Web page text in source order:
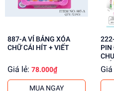
cho khách buôn. Liên hệ
887-A VỈ BẢNG XÓA
CHỮ CÁI HÍT + VIẾT
Giá lẻ: 78.000₫
MUA NGAY
222-34 HỘP
PIN
Giá